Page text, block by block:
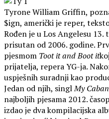
Tyrone William Griffin,
$ign, američki je reper,
Rođen je u Los Angelesu 13.
prisutan od 2006. godine.
pjesmom Toot it and Boot it
prijatelja, repera YG-ja.
uspješnih suradnji kao
Jedan od njih, singlMy
najboljih pjesama 2012.
izdao je dva kompilacijska